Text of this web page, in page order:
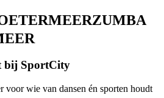
ZUMBA
bij SportCity
voor wie van dansen én sporten houdt